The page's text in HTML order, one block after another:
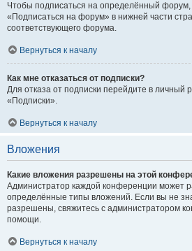
Чтобы подписаться на определённый форум,
«Подписаться на форум» в нижней части
соответствующего форума.
Вернуться к началу
Как мне отказаться от подписки?
Для отказа от подписки перейдите в личный
«Подписки».
Вернуться к началу
Вложения
Какие вложения разрешены на этой
Администратор каждой конференции может
определённые типы вложений. Если вы не
разрешены, свяжитесь с администратором
помощи.
Вернуться к началу